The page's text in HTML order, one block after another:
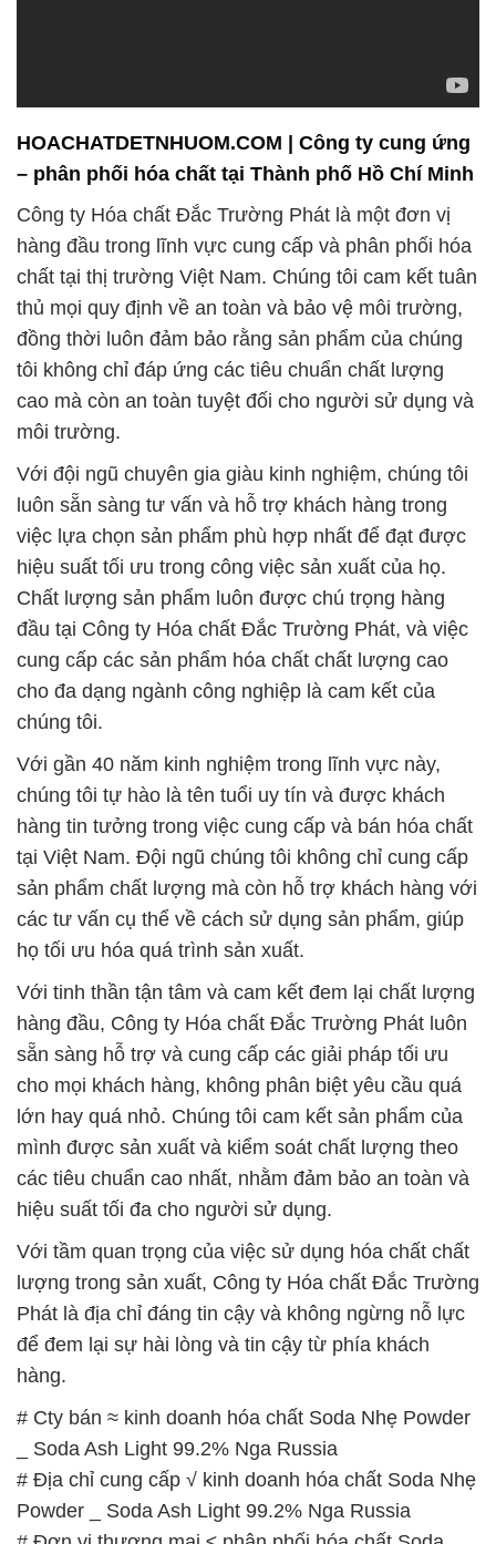
HOACHATDETNHUOM.COM | Công ty cung ứng
– phân phối hóa chất tại Thành phố Hồ Chí Minh
Công ty Hóa chất Đắc Trường Phát là một đơn vị
hàng đầu trong lĩnh vực cung cấp và phân phối hóa
chất tại thị trường Việt Nam. Chúng tôi cam kết tuân
thủ mọi quy định về an toàn và bảo vệ môi trường,
đồng thời luôn đảm bảo rằng sản phẩm của chúng
tôi không chỉ đáp ứng các tiêu chuẩn chất lượng
cao mà còn an toàn tuyệt đối cho người sử dụng và
môi trường.
Với đội ngũ chuyên gia giàu kinh nghiệm, chúng tôi
luôn sẵn sàng tư vấn và hỗ trợ khách hàng trong
việc lựa chọn sản phẩm phù hợp nhất để đạt được
hiệu suất tối ưu trong công việc sản xuất của họ.
Chất lượng sản phẩm luôn được chú trọng hàng
đầu tại Công ty Hóa chất Đắc Trường Phát, và việc
cung cấp các sản phẩm hóa chất chất lượng cao
cho đa dạng ngành công nghiệp là cam kết của
chúng tôi.
Với gần 40 năm kinh nghiệm trong lĩnh vực này,
chúng tôi tự hào là tên tuổi uy tín và được khách
hàng tin tưởng trong việc cung cấp và bán hóa chất
tại Việt Nam. Đội ngũ chúng tôi không chỉ cung cấp
sản phẩm chất lượng mà còn hỗ trợ khách hàng với
các tư vấn cụ thể về cách sử dụng sản phẩm, giúp
họ tối ưu hóa quá trình sản xuất.
Với tinh thần tận tâm và cam kết đem lại chất lượng
hàng đầu, Công ty Hóa chất Đắc Trường Phát luôn
sẵn sàng hỗ trợ và cung cấp các giải pháp tối ưu
cho mọi khách hàng, không phân biệt yêu cầu quá
lớn hay quá nhỏ. Chúng tôi cam kết sản phẩm của
mình được sản xuất và kiểm soát chất lượng theo
các tiêu chuẩn cao nhất, nhằm đảm bảo an toàn và
hiệu suất tối đa cho người sử dụng.
Với tầm quan trọng của việc sử dụng hóa chất chất
lượng trong sản xuất, Công ty Hóa chất Đắc Trường
Phát là địa chỉ đáng tin cậy và không ngừng nỗ lực
để đem lại sự hài lòng và tin cậy từ phía khách
hàng.
# Cty bán ≈ kinh doanh hóa chất Soda Nhẹ Powder
_ Soda Ash Light 99.2% Nga Russia
# Địa chỉ cung cấp √ kinh doanh hóa chất Soda Nhẹ
Powder _ Soda Ash Light 99.2% Nga Russia